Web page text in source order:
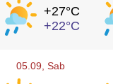
+27°C
+22°C
05.09 , Sab